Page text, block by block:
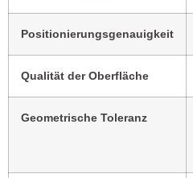
Positionierungsgenauigkeit
Qualität der Oberfläche
Geometrische Toleranz